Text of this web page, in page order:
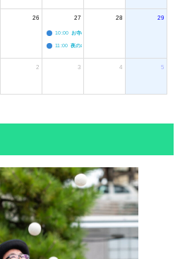
26 27
10:00 お寺のジャグリング教室
11:00 夜のボードゲーム会
28 29
2 3 4 5